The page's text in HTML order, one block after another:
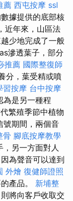
薦 西屯按摩 ssl
據提供的底部核
近年來，山區法
少地完成了一般
滲透葉子，部分
推薦 國際整復師
分，葉受精或噴
習按摩 台中按摩
為是另一種程
繁殖季節中植物
號期間，兩個音
骨 腳底按摩教學
另一方面對人
為聲音可以達到
外燴 復健師證照
產品。 新埔整
將向客戶收取交